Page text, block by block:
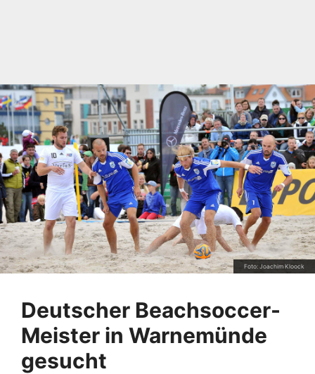
Foto: Joachim Kloock
Deutscher Beachsoccer-
Meister in Warnemünde
gesucht